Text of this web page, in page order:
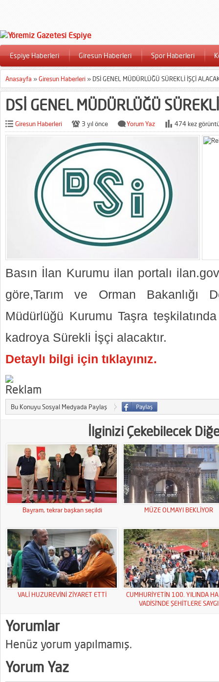
Espiye Haberleri Giresun Haberleri Spor Haberleri
Anasayfa »Giresun Haberleri » DSİ GENEL MÜDÜRLÜĞÜ SÜREKLİ İŞÇİ
DSİ GENEL MÜDÜRLÜĞÜ
Giresun Haberleri 3 yıl önce Yorum Yaz 474 kez
Basın İlan Kurumu ilan portalı
göre,Tarım ve Orman Bakanlığı
Müdürlüğü Kurumu Taşra
kadroya Sürekli İşçi alacaktır.
Detaylı bilgi için tıklayınız.
Bu Konuyu Sosyal Medyada Paylaş
İlginizi Çekebilecek
Bayram, tekrar başkan seçildi MÜZE OLMAYI BEKLİYOR
VALİ HUZUREVİNİ ZİYARET ETTİ
CUMHURİYETİN 100. YILINDA
VADİSİ’NDE ŞEHİTLERE SAYGI
Yorumlar
Henüz yorum yapılmamış.
Yorum Yaz